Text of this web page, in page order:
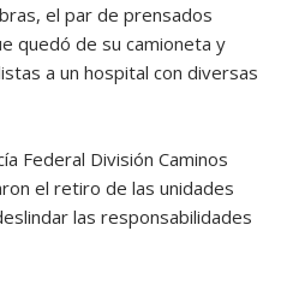
el par de prensados
quedó de su camioneta y
a un hospital con diversas
Federal División Caminos
el retiro de las unidades
las responsabilidades